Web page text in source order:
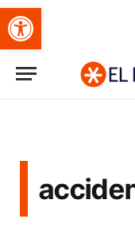
Obre la barra d'eines